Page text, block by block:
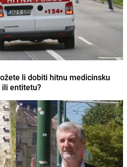
li dobiti hitnu medicinsku
ili entitetu?